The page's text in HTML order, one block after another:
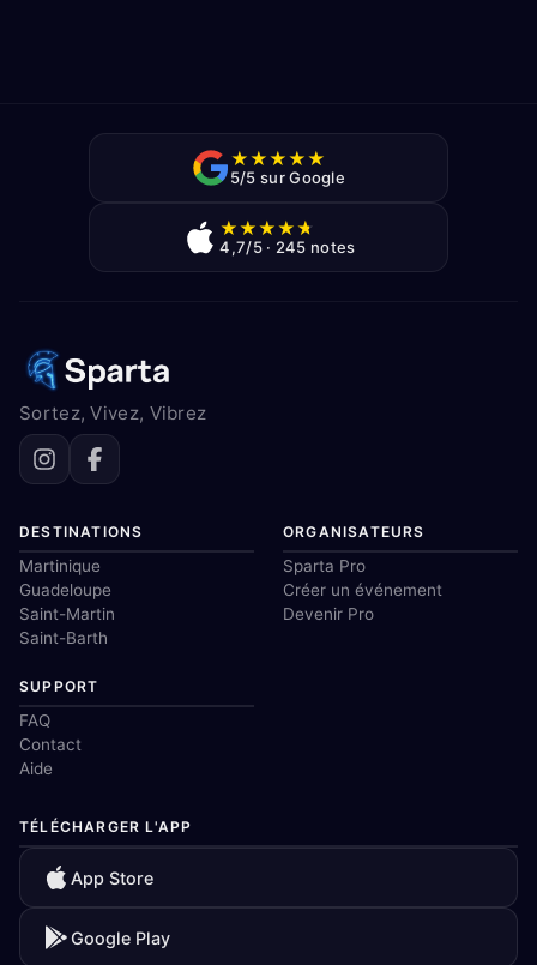
★★★★★
5/5 sur Google
★★★★★
4,7/5 · 245 notes
Sortez, Vivez, Vibrez
DESTINATIONS
Martinique
Guadeloupe
Saint-Martin
Saint-Barth
ORGANISATEURS
Sparta Pro
Créer un événement
Devenir Pro
SUPPORT
FAQ
Contact
Aide
TÉLÉCHARGER L'APP
App Store
Google Play